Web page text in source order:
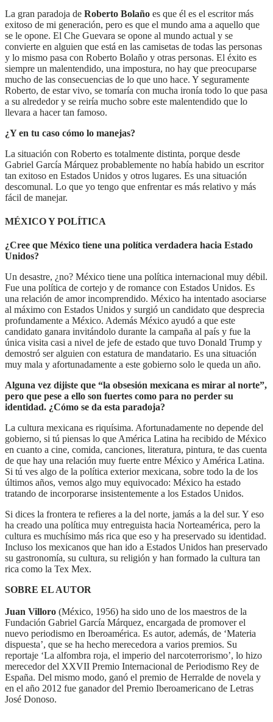
La gran paradoja de Roberto Bolaño es que él es el escritor más
exitoso de mi generación, pero es que el mundo ama a aquello que
se le opone. El Che Guevara se opone al mundo actual y se
convierte en alguien que está en las camisetas de todas las personas
y lo mismo pasa con Roberto Bolaño y otras personas. El éxito es
siempre un malentendido, una impostura, no hay que preocuparse
mucho de las consecuencias de lo que uno hace. Y seguramente
Roberto, de estar vivo, se tomaría con mucha ironía todo lo que pasa
a su alrededor y se reiría mucho sobre este malentendido que lo
llevara a hacer tan famoso.
¿Y en tu caso cómo lo manejas?
La situación con Roberto es totalmente distinta, porque desde
Gabriel García Márquez probablemente no había habido un escritor
tan exitoso en Estados Unidos y otros lugares. Es una situación
descomunal. Lo que yo tengo que enfrentar es más relativo y más
fácil de manejar.
MÉXICO Y POLÍTICA
¿Cree que México tiene una política verdadera hacia Estado
Unidos?
Un desastre, ¿no? México tiene una política internacional muy débil.
Fue una política de cortejo y de romance con Estados Unidos. Es
una relación de amor incomprendido. México ha intentado asociarse
al máximo con Estados Unidos y surgió un candidato que desprecia
profundamente a México. Además México ayudó a que este
candidato ganara invitándolo durante la campaña al país y fue la
única visita casi a nivel de jefe de estado que tuvo Donald Trump y
demostró ser alguien con estatura de mandatario. Es una situación
muy mala y afortunadamente a este gobierno solo le queda un año.
Alguna vez dijiste que “la obsesión mexicana es mirar al norte”,
pero que pese a ello son fuertes como para no perder su
identidad. ¿Cómo se da esta paradoja?
La cultura mexicana es riquísima. Afortunadamente no depende del
gobierno, si tú piensas lo que América Latina ha recibido de México
en cuanto a cine, comida, canciones, literatura, pintura, te das cuenta
de que hay una relación muy fuerte entre México y América Latina.
Si tú ves algo de la política exterior mexicana, sobre todo la de los
últimos años, vemos algo muy equivocado: México ha estado
tratando de incorporarse insistentemente a los Estados Unidos.
Si dices la frontera te refieres a la del norte, jamás a la del sur. Y eso
ha creado una política muy entreguista hacia Norteamérica, pero la
cultura es muchísimo más rica que eso y ha preservado su identidad.
Incluso los mexicanos que han ido a Estados Unidos han preservado
su gastronomía, su cultura, su religión y han formado la cultura tan
rica como la Tex Mex.
SOBRE EL AUTOR
Juan Villoro (México, 1956) ha sido uno de los maestros de la
Fundación Gabriel García Márquez, encargada de promover el
nuevo periodismo en Iberoamérica. Es autor, además, de ‘Materia
dispuesta’, que se ha hecho merecedora a varios premios. Su
reportaje ‘La alfombra roja, el imperio del narcoterrorismo’, lo hizo
merecedor del XXVII Premio Internacional de Periodismo Rey de
España. Del mismo modo, ganó el premio de Herralde de novela y
en el año 2012 fue ganador del Premio Iberoamericano de Letras
José Donoso.